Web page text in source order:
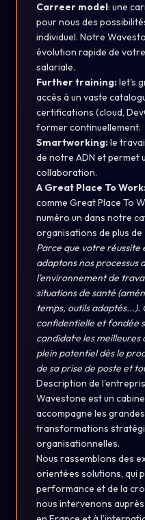
Carreer model: une
pour nous des
individuel. Notre
évolution rapide de
salariale.
Further training:let's
accès à un vaste
certifications (cloud,
former continuellement.
Smartworking:le
de notre ADN et permet
collaboration.
A Great Place To
comme Great Place To
numéro un dans notre
organisations de plus
Parce que votre
adaptons nos processus
l'environnement de
situations de santé
temps, outils adaptés...).
confidentielle et fondée
candidat·e les
plein potentiel dès le
de sa prise de poste et
Description de
Wavestone est un
accompagne les
transformations
organisationnelles.
Nous rassemblons des
orienté·es solutions, qui
performance et de la
nous intervenons